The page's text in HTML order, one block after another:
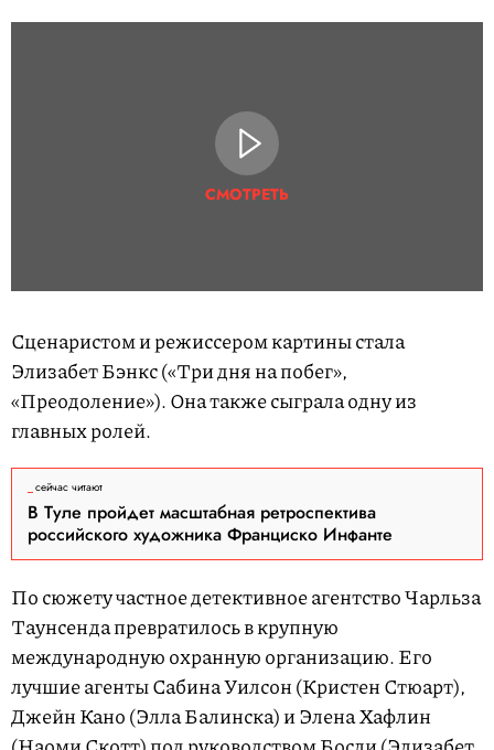
СМОТРЕТЬ
Сценаристом и режиссером картины стала
Элизабет Бэнкс («Три дня на побег»,
«Преодоление»). Она также сыграла одну из
главных ролей.
сейчас читают
В Туле пройдет масштабная ретроспектива
российского художника Франциско Инфанте
По сюжету частное детективное агентство Чарльза
Таунсенда превратилось в крупную
международную охранную организацию. Его
лучшие агенты Сабина Уилсон (Кристен Стюарт),
Джейн Кано (Элла Балинска) и Элена Хафлин